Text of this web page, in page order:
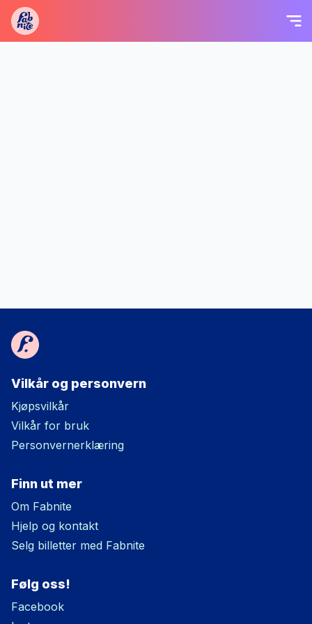
Vilkår og personvern
Kjøpsvilkår
Vilkår for bruk
Personvernerklæring
Finn ut mer
Om Fabnite
Hjelp og kontakt
Selg billetter med Fabnite
Følg oss!
Facebook